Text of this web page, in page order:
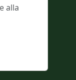
alla